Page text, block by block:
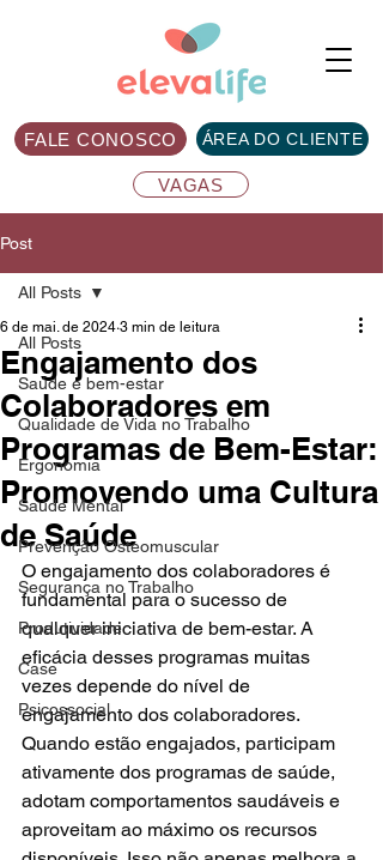
ÁREA DO CLIENTE
VAGAS
FALE CONOSCO
Post
All Posts
Saúde e bem-estar
Qualidade de Vida no Trabalho
Ergonomia
Saúde Mental
Prevenção Osteomuscular
Segurança no Trabalho
Produtividade
Case
Psicossocial
All Posts
Engajamento dos
Colaboradores em
Programas de Bem-Estar:
Promovendo uma Cultura
de Saúde
6 de mai. de 2024 3 min de leitura
O engajamento dos colaboradores é
fundamental para o sucesso de
qualquer iniciativa de bem-estar. A
eficácia desses programas muitas
vezes depende do nível de
engajamento dos colaboradores.
Quando estão engajados, participam
ativamente dos programas de saúde,
adotam comportamentos saudáveis e
aproveitam ao máximo os recursos